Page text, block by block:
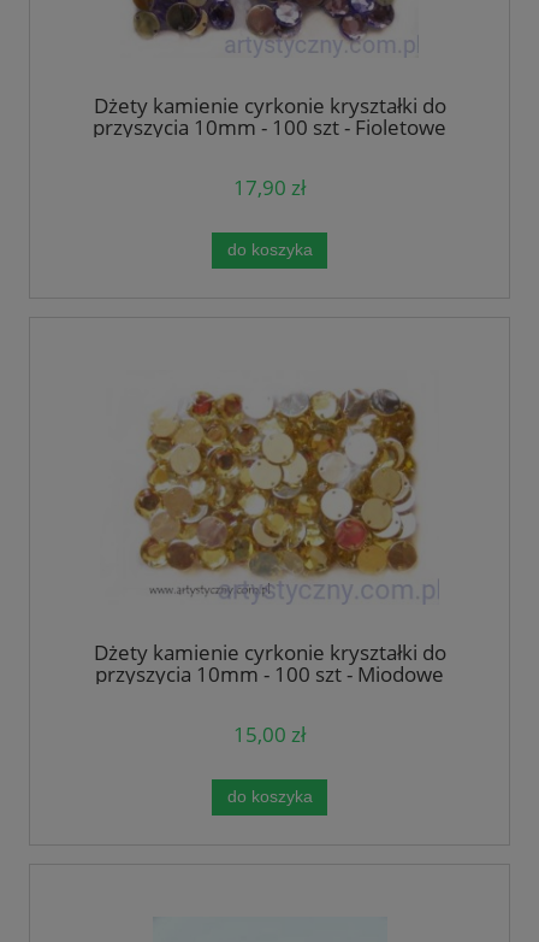
Dżety kamienie cyrkonie kryształki do
przyszycia 10mm - 100 szt - Fioletowe
17,90 zł
do koszyka
Dżety kamienie cyrkonie kryształki do
przyszycia 10mm - 100 szt - Miodowe
15,00 zł
do koszyka